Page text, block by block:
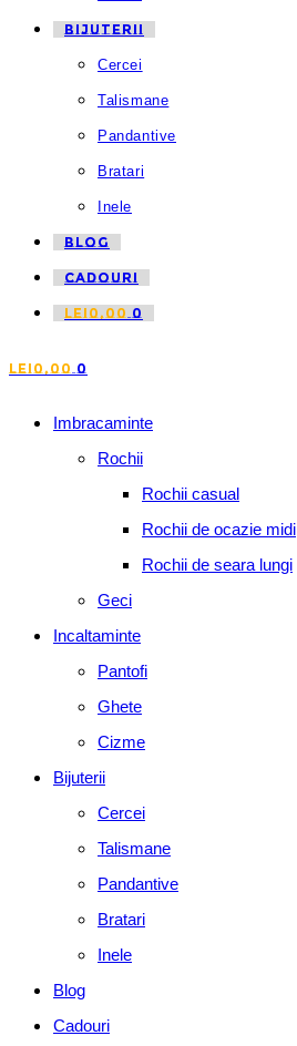
BIJUTERII
Cercei
Talismane
Pandantive
Bratari
Inele
BLOG
CADOURI
LEI0,00 0
LEI0,00 0
Imbracaminte
Rochii
Rochii casual
Rochii de ocazie midi
Rochii de seara lungi
Geci
Incaltaminte
Pantofi
Ghete
Cizme
Bijuterii
Cercei
Talismane
Pandantive
Bratari
Inele
Blog
Cadouri